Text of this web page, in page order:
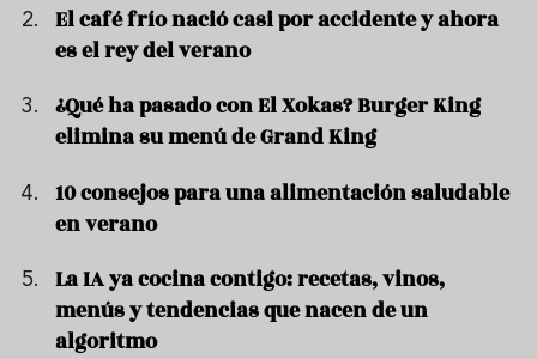
El café frío nació casi por accidente y ahora
es el rey del verano
¿Qué ha pasado con El Xokas? Burger King
elimina su menú de Grand King
10 consejos para una alimentación saludable
en verano
La IA ya cocina contigo: recetas, vinos,
menús y tendencias que nacen de un
algoritmo